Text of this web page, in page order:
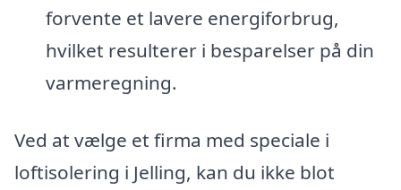
forvente et lavere energiforbrug,
hvilket resulterer i besparelser på din
varmeregning.
Ved at vælge et firma med speciale i
loftisolering i Jelling, kan du ikke blot